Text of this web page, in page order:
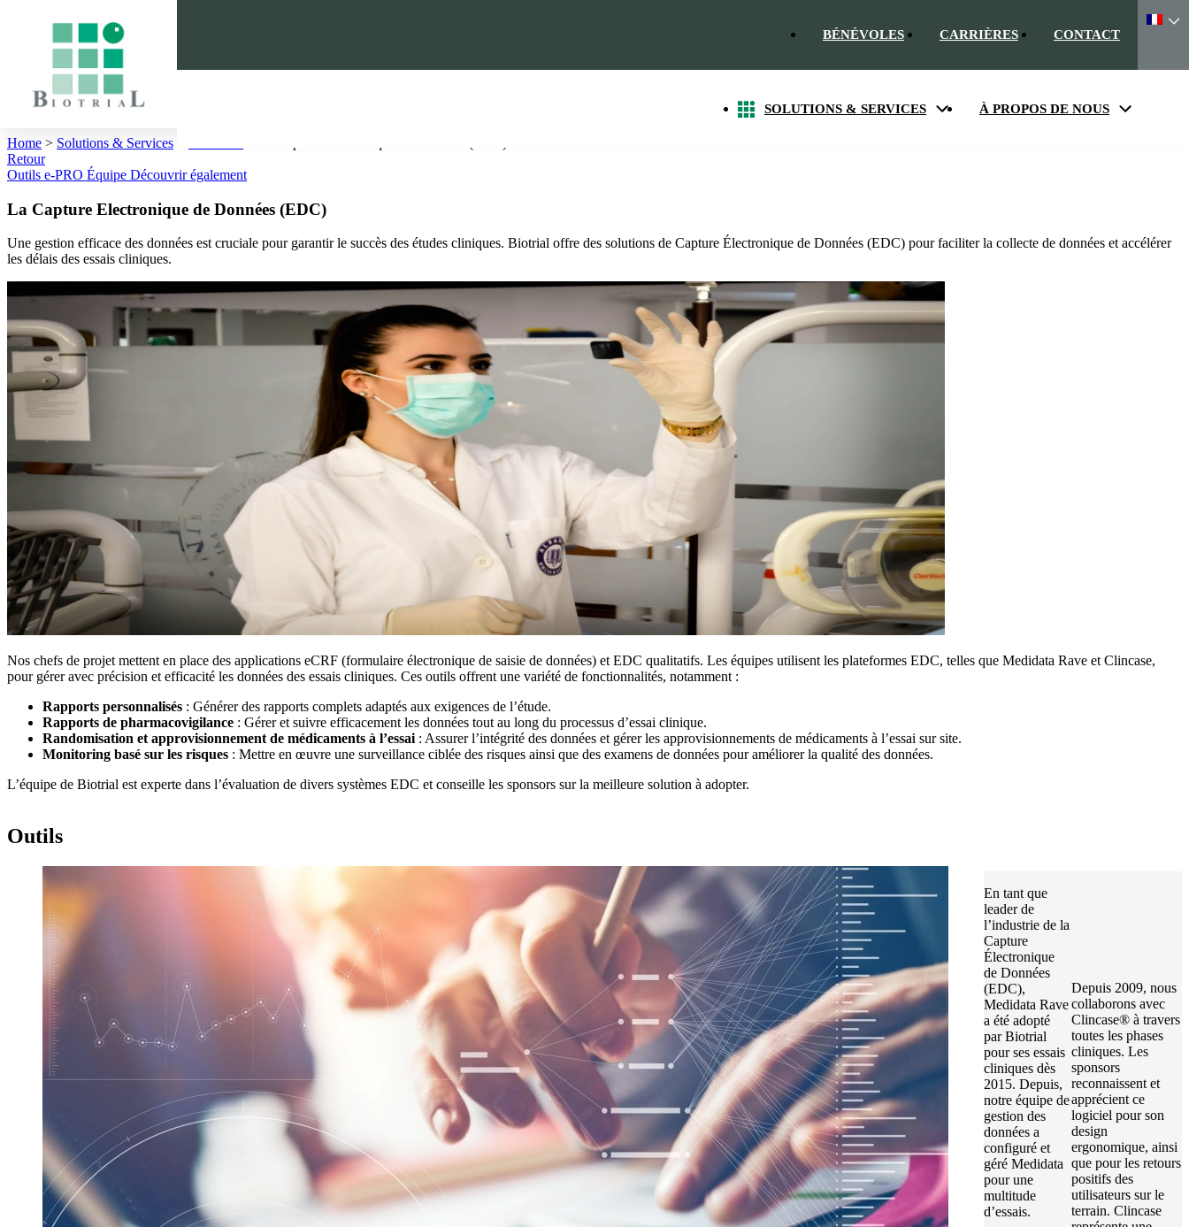
BÉNÉVOLES CARRIÈRES CONTACT
SOLUTIONS & SERVICES À PROPOS DE NOUS
Home > Solutions & Services
Retour
Outils e-PRO Équipe Découvrir également
La Capture Electronique de Données (EDC)
Une gestion efficace des données est cruciale pour garantir le succès des études cliniques. Biotrial offre des solutions de Capture Électronique de Données (EDC) pour faciliter la collecte de données et accélérer
les délais des essais cliniques.
Nos chefs de projet mettent en place des applications eCRF (formulaire électronique de saisie de données) et EDC qualitatifs. Les équipes utilisent les plateformes EDC, telles que Medidata Rave et Clincase,
pour gérer avec précision et efficacité les données des essais cliniques. Ces outils offrent une variété de fonctionnalités, notamment :
Rapports personnalisés : Générer des rapports complets adaptés aux exigences de l’étude.
Rapports de pharmacovigilance : Gérer et suivre efficacement les données tout au long du processus d’essai clinique.
Randomisation et approvisionnement de médicaments à l’essai : Assurer l’intégrité des données et gérer les approvisionnements de médicaments à l’essai sur site.
Monitoring basé sur les risques : Mettre en œuvre une surveillance ciblée des risques ainsi que des examens de données pour améliorer la qualité des données.
L’équipe de Biotrial est experte dans l’évaluation de divers systèmes EDC et conseille les sponsors sur la meilleure solution à adopter.
Outils
En tant que
leader de
l’industrie de la
Capture
Électronique
de Données
(EDC),
Medidata Rave
a été adopté
par Biotrial
pour ses essais
cliniques dès
2015. Depuis,
notre équipe de
gestion des
données a
configuré et
géré Medidata
pour une
multitude
d’essais.
Depuis 2009, nous
collaborons avec
Clincase® à travers
toutes les phases
cliniques. Les
sponsors
reconnaissent et
apprécient ce
logiciel pour son
design
ergonomique, ainsi
que pour les retours
positifs des
utilisateurs sur le
terrain. Clincase